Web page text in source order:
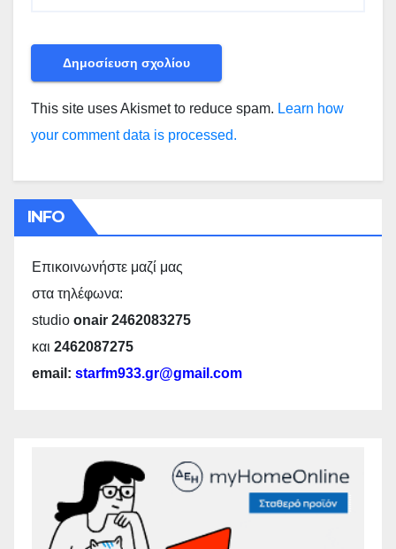
This site uses Akismet to reduce spam. Learn how
your comment data is processed.
INFO
Επικοινωνήστε μαζί μας
στα τηλέφωνα:
studio onair 2462083275
και 2462087275
email: starfm933.gr@gmail.com